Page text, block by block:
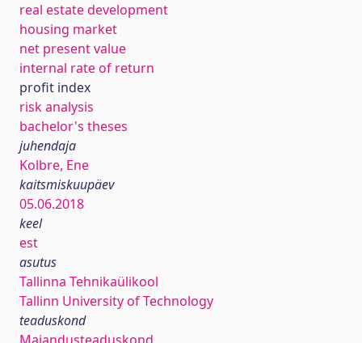
real estate development
housing market
net present value
internal rate of return
profit index
risk analysis
bachelor's theses
juhendaja
Kolbre, Ene
kaitsmiskuupäev
05.06.2018
keel
est
asutus
Tallinna Tehnikaülikool
Tallinn University of Technology
teaduskond